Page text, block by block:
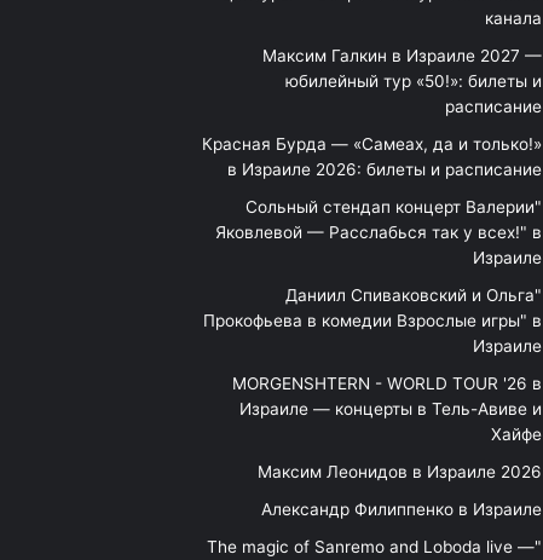
канала
Максим Галкин в Израиле 2027 —
юбилейный тур «50!»: билеты и
расписание
Красная Бурда — «Самеах, да и только!»
в Израиле 2026: билеты и расписание
"Сольный стендап концерт Валерии
Яковлевой — Расслабься так у всех!" в
Израиле
"Даниил Спиваковский и Ольга
Прокофьева в комедии Взрослые игры" в
Израиле
MORGENSHTERN - WORLD TOUR '26 в
Израиле — концерты в Тель-Авиве и
Хайфе
Максим Леонидов в Израиле 2026
Александр Филиппенко в Израиле
"The magic of Sanremo and Loboda live —